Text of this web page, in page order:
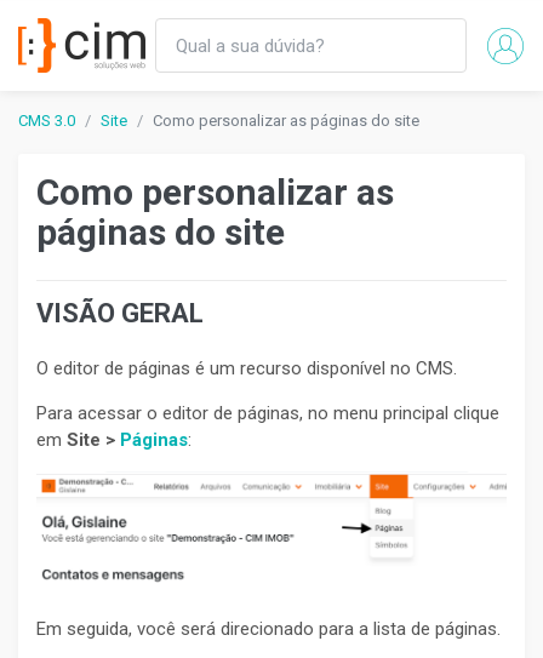
CMS 3.0 Site Como personalizar as páginas do site
Como personalizar as
páginas do site
VISÃO GERAL
O editor de páginas é um recurso disponível no CMS.
Para acessar o editor de páginas, no menu principal clique
em Site > Páginas:
Em seguida, você será direcionado para a lista de páginas.